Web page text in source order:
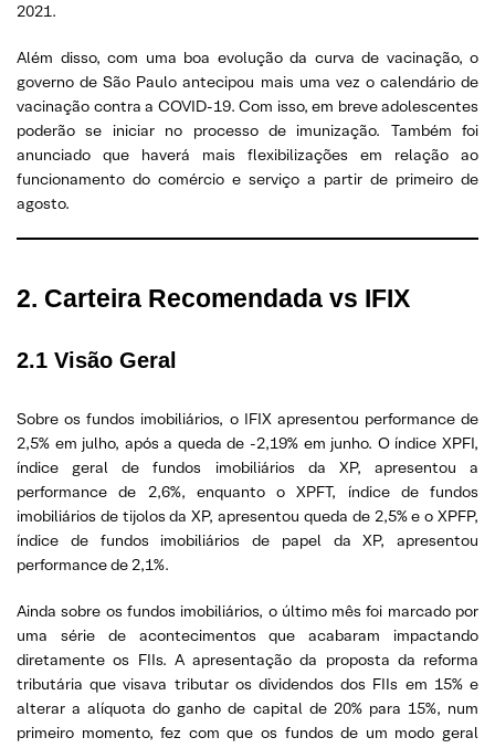
2021.
Além disso, com uma boa evolução da curva de vacinação, o
governo de São Paulo antecipou mais uma vez o calendário de
vacinação contra a COVID-19. Com isso, em breve adolescentes
poderão se iniciar no processo de imunização. Também foi
anunciado que haverá mais flexibilizações em relação ao
funcionamento do comércio e serviço a partir de primeiro de
agosto.
2. Carteira Recomendada vs IFIX
2.1 Visão Geral
Sobre os fundos imobiliários, o IFIX apresentou performance de
2,5% em julho, após a queda de -2,19% em junho. O índice XPFI,
índice geral de fundos imobiliários da XP, apresentou a
performance de 2,6%, enquanto o XPFT, índice de fundos
imobiliários de tijolos da XP, apresentou queda de 2,5% e o XPFP,
índice de fundos imobiliários de papel da XP, apresentou
performance de 2,1%.
Ainda sobre os fundos imobiliários, o último mês foi marcado por
uma série de acontecimentos que acabaram impactando
diretamente os FIIs. A apresentação da proposta da reforma
tributária que visava tributar os dividendos dos FIIs em 15% e
alterar a alíquota do ganho de capital de 20% para 15%, num
primeiro momento, fez com que os fundos de um modo geral